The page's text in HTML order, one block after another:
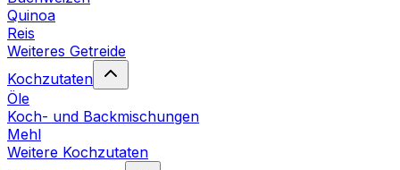
Quinoa
Reis
Weiteres Getreide
Kochzutaten
Öle
Koch- und Backmischungen
Mehl
Weitere Kochzutaten